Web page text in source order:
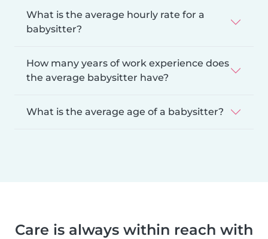
What is the average hourly rate for a
babysitter?
How many years of work experience does
the average babysitter have?
What is the average age of a babysitter?
Care is always within reach with